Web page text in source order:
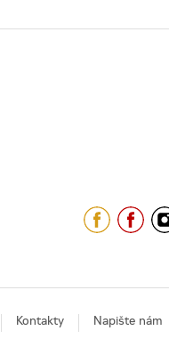
Kontakty Napište nám